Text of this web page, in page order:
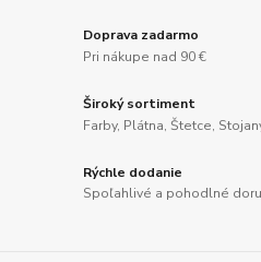
Doprava zadarmo
Pri nákupe nad 90 €
Široký sortiment
Farby, Plátna, Štetce,
Rýchle dodanie
Spoľahlivé a pohodlné